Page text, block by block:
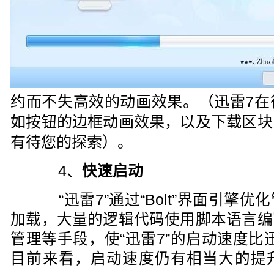
约而不失高效的动画效果。（迅雷7
如按钮的边框动画效果，以及下载区
有待您的探索）。
4、快速启动
“迅雷7”通过“Bolt”界面引擎优化
加载，大量的逻辑代码使用脚本语言
管理等手段，使“迅雷7”的启动速度
目前来看，启动速度仍有相当大的